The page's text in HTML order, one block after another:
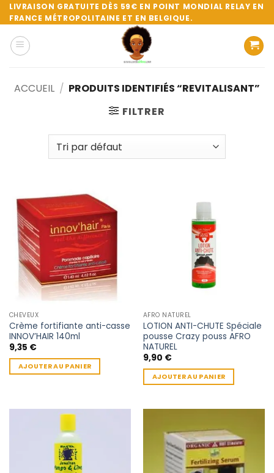
Passer
au
contenu
LIVRAISON GRATUITE DÈS 59€ EN POINT MONDIAL RELAY EN
FRANCE MÉTROPOLITAINE ET EN BELGIQUE.
ACCUEIL / PRODUITS IDENTIFIÉS “REVITALISANT”
FILTRER
CHEVEUX
Crème fortifiante anti-casse
INNOV’HAIR 140ml
9,35 €
AJOUTER AU PANIER
AFRO NATUREL
LOTION ANTI-CHUTE Spéciale
pousse Crazy pouss AFRO
NATUREL
9,90 €
AJOUTER AU PANIER